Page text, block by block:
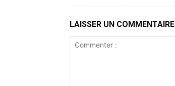
LAISSER UN COMMENTAIRE